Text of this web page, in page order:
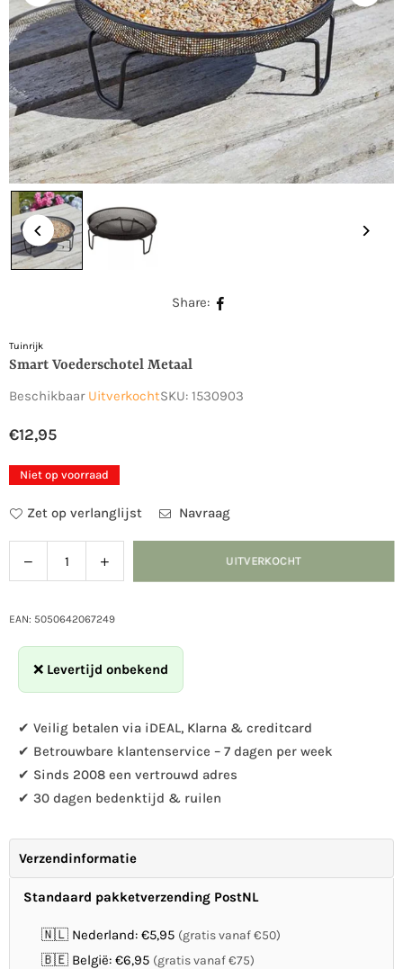
Share:
Tuinrijk
Smart Voederschotel Metaal
Beschikbaar UitverkochtSKU: 1530903
Normale
prijs
€12,95
Niet op voorraad
Zet op verlanglijst Navraag
Hoeveelheid
Verlaag
de
voor
metaal
Verhoog
de
voor
metaal
UITVERKOCHT
EAN: 5050642067249
❌ Levertijd onbekend
✔ Veilig betalen via iDEAL, Klarna & creditcard
✔ Betrouwbare klantenservice – 7 dagen per week
✔ Sinds 2008 een vertrouwd adres
✔ 30 dagen bedenktijd & ruilen
Verzendinformatie
Standaard pakketverzending PostNL
🇳🇱 Nederland: €5,95 (gratis vanaf €50)
🇧🇪 België: €6,95 (gratis vanaf €75)